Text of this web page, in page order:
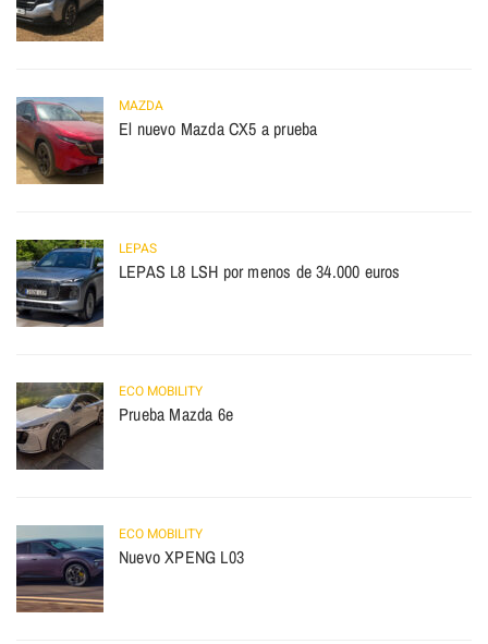
MAZDA
El nuevo Mazda CX5 a prueba
LEPAS
LEPAS L8 LSH por menos de 34.000 euros
ECO MOBILITY
Prueba Mazda 6e
ECO MOBILITY
Nuevo XPENG L03